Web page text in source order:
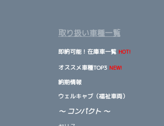
取り扱い車種一覧
即納可能！在庫車一覧 HOT!
オススメ車種TOP3 NEW!
納期情報
ウェルキャブ（福祉車両）
～ コンパクト ～